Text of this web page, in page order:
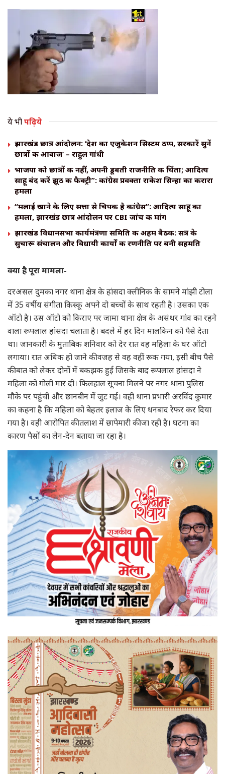
ये भीपढ़िये
झारखंड छात्र आंदोलन: ‘देश का एजुकेशन सिस्टम ठप्प, सरकारें सुनें
छात्रों की आवाज’ – राहुल गांधी
भाजपा को छात्रों की नहीं, अपनी डूबती राजनीति की चिंता; आदित्य
साहू बंद करें झूठ की फैक्ट्री”: कांग्रेस प्रवक्ता राकेश सिन्हा का करारा
हमला
“मलाई खाने के लिए सत्ता से चिपकी है कांग्रेस”: आदित्य साहू का
हमला, झारखंड छात्र आंदोलन पर CBI जांच की मांग
झारखंड विधानसभा कार्यमंत्रणा समिति की अहम बैठक: सत्र के
सुचारू संचालन और विधायी कार्यों की रणनीति पर बनी सहमति
क्या है पूरा मामला-
दरअसल दुमका नगर थाना क्षेत्र के हांसदा क्लीनिक के सामने मांझी टोला
में 35 वर्षीय संगीता किस्कू अपने दो बच्चों के साथ रहती है। उसका एक
ऑटो है। उस ऑटो को किराए पर जामा थाना क्षेत्र के असंथर गांव का रहने
वाला रूपलाल हांसदा चलाता है। बदले में हर दिन मालकिन को पैसे देता
था। जानकारी के मुताबिक शनिवार को देर रात वह महिला के घर ऑटो
लगाया। रात अधिक हो जाने की वजह से वह वहीं रूक गया, इसी बीच पैसे
की बात को लेकर दोनों में बकझक हुई जिसके बाद रूपलाल हांसदा ने
महिला को गोली मार दी। फिलहाल सूचना मिलने पर नगर थाना पुलिस
मौके पर पहुंची और छानबीन में जुट गई। वही थाना प्रभारी अरविंद कुमार
का कहना है कि महिला को बेहतर इलाज के लिए धनबाद रेफर कर दिया
गया है। वही आरोपित की तलाश में छापेमारी की जा रही है। घटना का
कारण पैसों का लेन-देन बताया जा रहा है।